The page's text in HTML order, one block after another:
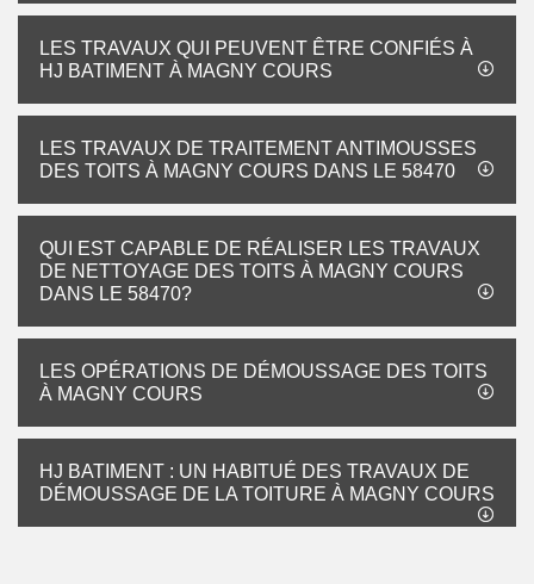
LES TRAVAUX QUI PEUVENT ÊTRE CONFIÉS À
HJ BATIMENT À MAGNY COURS
LES TRAVAUX DE TRAITEMENT ANTIMOUSSES
DES TOITS À MAGNY COURS DANS LE 58470
QUI EST CAPABLE DE RÉALISER LES TRAVAUX
DE NETTOYAGE DES TOITS À MAGNY COURS
DANS LE 58470?
LES OPÉRATIONS DE DÉMOUSSAGE DES TOITS
À MAGNY COURS
HJ BATIMENT : UN HABITUÉ DES TRAVAUX DE
DÉMOUSSAGE DE LA TOITURE À MAGNY COURS